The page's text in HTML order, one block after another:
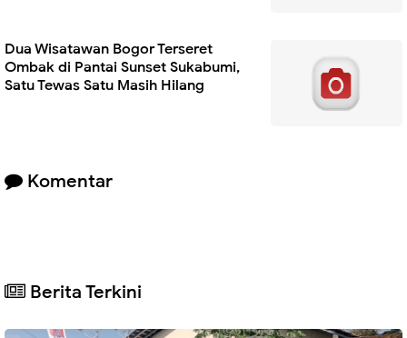
Dua Wisatawan Bogor Terseret
Ombak di Pantai Sunset Sukabumi,
Satu Tewas Satu Masih Hilang
Komentar
Berita Terkini